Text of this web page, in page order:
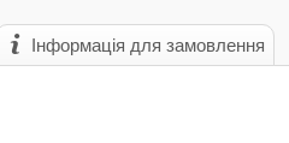
Інформація для замовлення